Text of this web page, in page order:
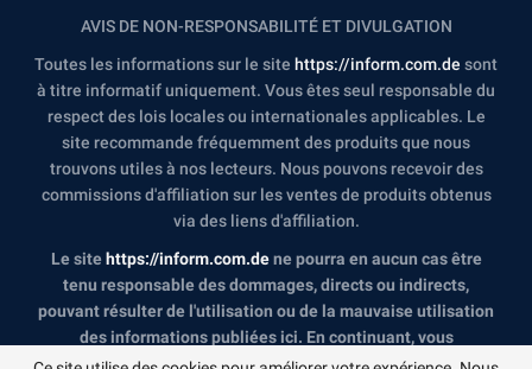
AVIS DE NON-RESPONSABILITÉ ET DIVULGATION
Toutes les informations sur le site https://inform.com.de sont
à titre informatif uniquement. Vous êtes seul responsable du
respect des lois locales ou internationales applicables. Le
site recommande fréquemment des produits que nous
trouvons utiles à nos lecteurs. Nous pouvons recevoir des
commissions d'affiliation sur les ventes de produits obtenus
via des liens d'affiliation.
Le sitehttps://inform.com.dene pourra en aucun cas être
tenu responsable des dommages, directs ou indirects,
pouvant résulter de l'utilisation ou de la mauvaise utilisation
des informations publiées ici. En continuant, vous
reconnaissez avoir lu et accepté l'intégralité de notre